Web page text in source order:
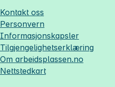
Kontakt oss
Personvern
Informasjonskapsler
Tilgjengelighetserklæring
Om arbeidsplassen.no
Nettstedkart